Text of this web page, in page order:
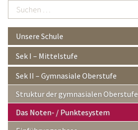
Suchen
…
Unsere Schule
Sek I – Mittelstufe
Sek II – Gymnasiale Oberstufe
Struktur der gymnasialen Oberstufe
Das Noten- / Punktesystem